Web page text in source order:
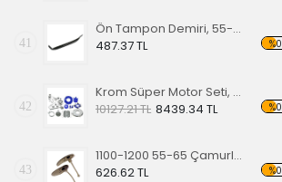
41
Ön Tampon Demiri, 55-67 EA
487.37 TL
%0
42
Krom Süper Motor Seti, Mavi
10127.21 TL 8439.34 TL %0
43
1100-1200 55-65 Çamurluk Sinyali Alt Lastiği Takımı
626.62 TL
%0